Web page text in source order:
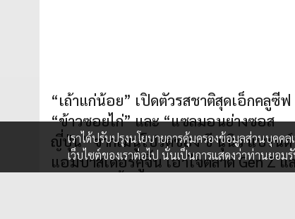
“เถ้าแก่น้อย” เปิดตัวรสชาติสุดเอ็กคลูซีฟ
“ข้าวซอยไก่” และ “แซลมอนย่างซอส
ญี่ปุ่น” จากเมนูโปรดของ ซี นุนิว แบรนด์
แอมบาสเดอร์คู่จิ้น เอาใจตลาด Gen Z แ
เราได้ปรับปรุงนโยบายการคุ้มครองข้อมูลส่วนบุค
เว็บไซต์ของเราต่อไป นั่นเป็นการแสดงว่าท่านยอ